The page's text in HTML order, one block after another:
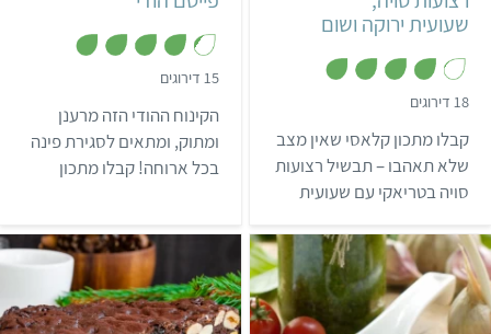
שעועית ירוקה ושום
18 דירוגים
1
מ
ת
ו
קבלו מתכון קלאסי שאין מצב
שלא תאהבו – תבשיל רצועות
סויה בטריאקי עם שעועית
לארוחות חג ולארוחות ערב
חגיגיות, או סתם כשבא לכם
להתפנק.
15 דירוגים
2
מ
ת
ו
הקינוח ההודי הזה מרענן
ומתוק, ומתאים לסגירת פינה
בכל ארוחה! קבלו מתכון